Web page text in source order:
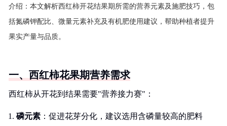
介绍： 本文解析西红柿开花结果期所需的营养元素及施肥技巧，包
括氮磷钾配比、微量元素补充及有机肥使用建议，帮助种植者提升
果实产量与品质。
一、西红柿花果期营养需求
西红柿从开花到结果需要"营养接力赛"：
磷元素 ：促进花芽分化，建议选用含磷量较高的肥料